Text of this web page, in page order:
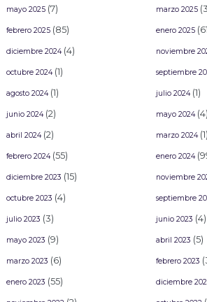
mayo 2025(7) marzo 2025
febrero 2025(85) enero 2025
diciembre 2024(4) noviembre
octubre 2024(1) septiembre
agosto 2024(1) julio 2024(1)
junio 2024(2) mayo 2024(4)
abril 2024(2) marzo 2024(1)
febrero 2024(55) enero 2024
diciembre 2023 (15) noviembre
octubre 2023 (4) septiembre
julio 2023 (3) junio 2023 (4)
mayo 2023 (9) abril 2023 (5)
marzo 2023 (6) febrero 2023
enero 2023 (55) diciembre